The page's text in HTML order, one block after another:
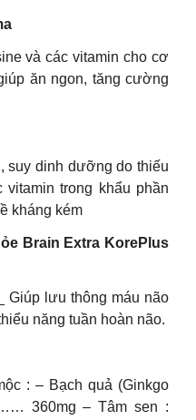
và các vitamin cho cơ
ăn ngon, tăng cường
suy dinh dưỡng do thiếu
vitamin trong khẩu phần
kháng kém
Brain Extra KorePlus
Giúp lưu thông máu não
năng tuần hoàn não.
: – Bạch quả (Ginkgo
– Tâm sen :